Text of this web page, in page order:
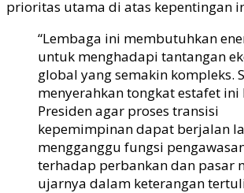
prioritas utama di atas kepentingan
“Lembaga ini membutuhkan
untuk menghadapi tantangan
global yang semakin kompleks.
menyerahkan tongkat estafet ini
Presiden agar proses transisi
kepemimpinan dapat berjalan
mengganggu fungsi
terhadap perbankan dan pasar
ujarnya dalam keterangan